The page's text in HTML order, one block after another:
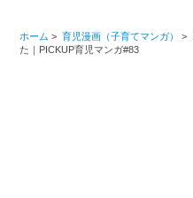
ホーム > 育児漫画（子育てマンガ） >
た｜PICKUP育児マンガ#83